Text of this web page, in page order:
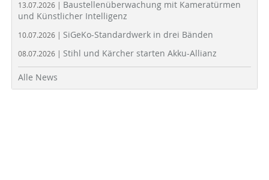
13.07.2026 | Baustellenüberwachung mit Kameratürmen
und Künstlicher Intelligenz
10.07.2026 | SiGeKo-Standardwerk in drei Bänden
08.07.2026 | Stihl und Kärcher starten Akku-Allianz
Alle News